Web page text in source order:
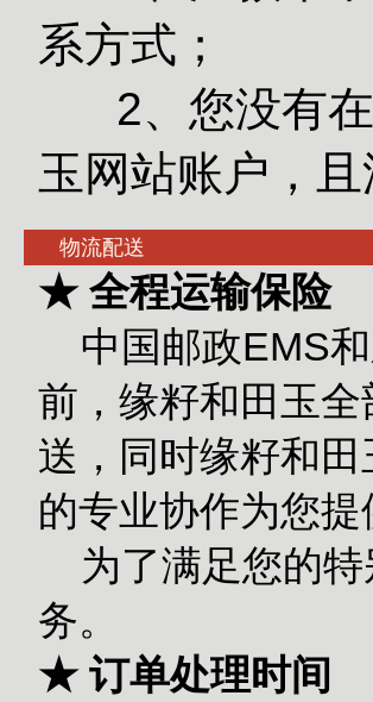
系方式；
2、您没有在
玉网站账户，
物流配送
★ 全程运输保险
中国邮政EMS和
前，缘籽和田玉
送，同时缘籽和
的专业协作为您
为了满足您的
务。
★ 订单处理时间